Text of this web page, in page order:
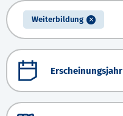
Weiterbildung
Erscheinungsjahr